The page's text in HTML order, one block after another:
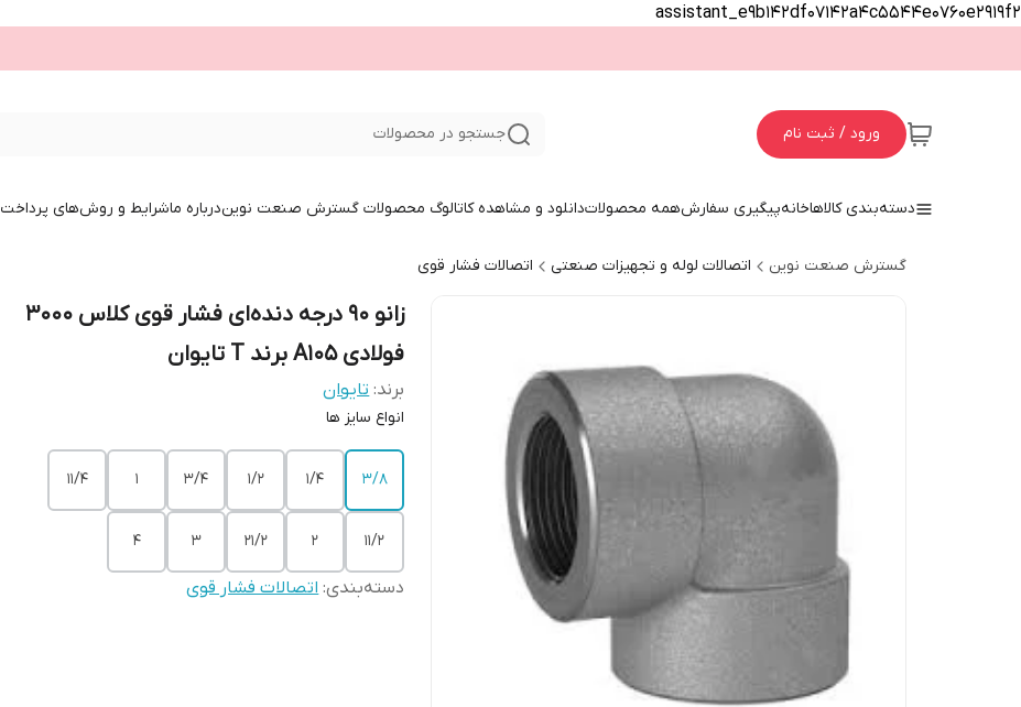
assistant_e9b142df07142a4c5544e0760e2919f2
ورود / ثبت نام جستجو در محصولات
دسته‌بندی کالاهاخانهپیگیری سفارشهمه محصولاتدانلود و مشاهده کاتالوگ محصولات گسترش صنعت نویندرباره ماشرایط و روش‌های پرداخت
گسترش صنعت نوین اتصالات لوله و تجهیزات صنعتی اتصالات فشار قوی
زانو ۹۰ درجه دنده‌ای فشار قوی کلاس 3000
فولادی A105 برند T تایوان
برند: تایوان
انواع سایز ها
۳/۸ ۱/۴ ۱/۲ ۳/۴ ۱ ۱۱/۴
۱۱/۲ ۲ ۲۱/۲ ۳ ۴
دسته‌بندی:اتصالات فشار قوی